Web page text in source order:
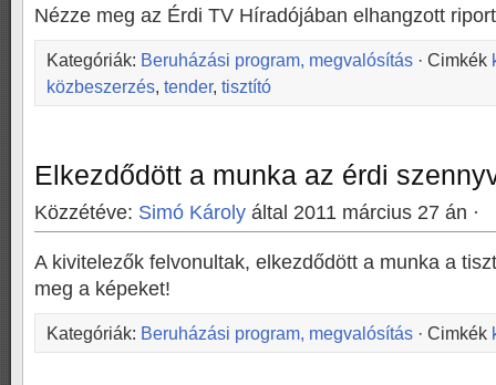
Nézze meg az Érdi TV Híradójában elhangzott
Kategóriák: Beruházási program, megvalósítás · Cimkék
közbeszerzés, tender, tisztító
Elkezdődött a munka az érdi
Közzétéve: Simó Károly által 2011 március 27 án ·
A kivitelezők felvonultak, elkezdődött a munka a
meg a képeket!
Kategóriák: Beruházási program, megvalósítás · Cimkék